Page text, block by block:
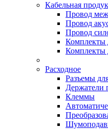
Кабельная
Провод
Провод
Провод
Комплекты
Комплекты
Расходное
Разъемы
Держатели
Клеммы